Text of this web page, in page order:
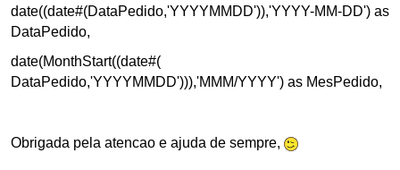
date((date#(DataPedido,'YYYYMMDD')),'YYYY-MM-DD') as
DataPedido,
date(MonthStart((date#(
DataPedido,'YYYYMMDD'))),'MMM/YYYY') as MesPedido,
Obrigada pela atencao e ajuda de sempre,